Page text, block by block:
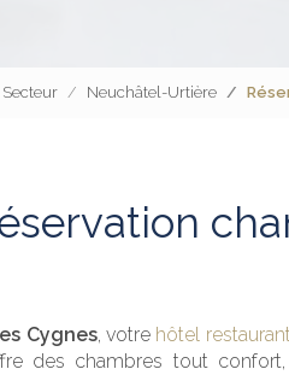
Secteur Neuchâtel-Urtière
Cygnes, votre hôtel
des chambres tout